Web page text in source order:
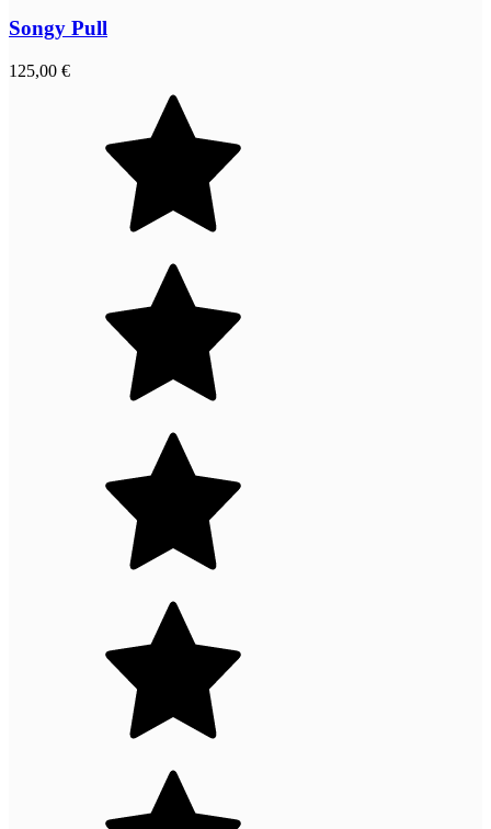
Songy Pull
125,00 €